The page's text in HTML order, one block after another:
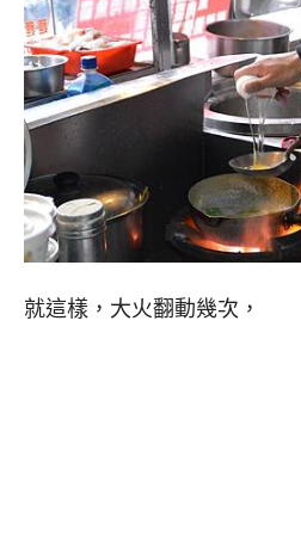
就這樣，大火翻動幾次，